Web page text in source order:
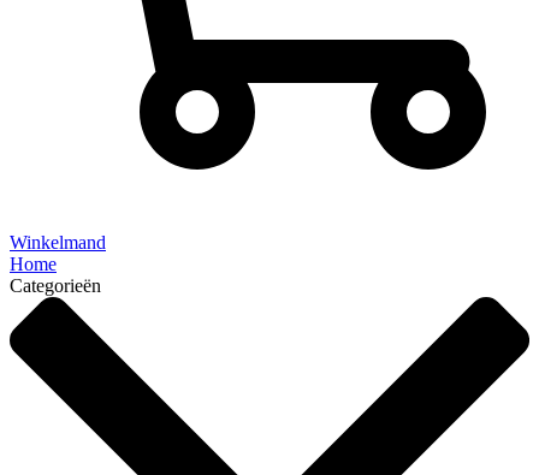
Winkelmand
Home
Categorieën